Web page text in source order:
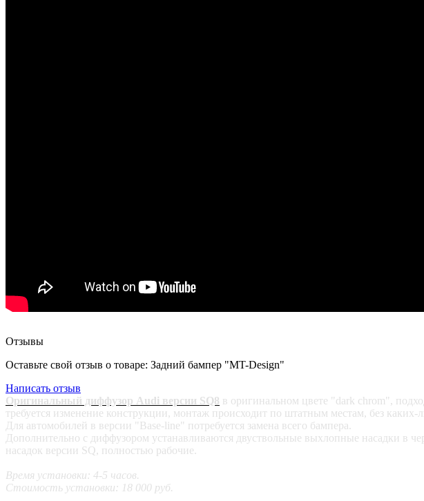
Отзывы
Оставьте свой отзыв о товаре: Задний бампер "MT-Design"
Написать отзыв
Оригинальный диффузор Audi версии SQ8 в оригинальном цвете "dark chrom",
требуется изменение конструкции, монтаж происходит по штатным местам, без каких-
Для автомобилей в версии "Base-line" потребуется замена всего бампера.
Дополнительно с диффузором устанавливаются двуствольные выхлопные насадки в
насадок версии SQ, полностью рабочие.
Время установки: 4-5 часов.
Стоимость установки: 18 000 руб.